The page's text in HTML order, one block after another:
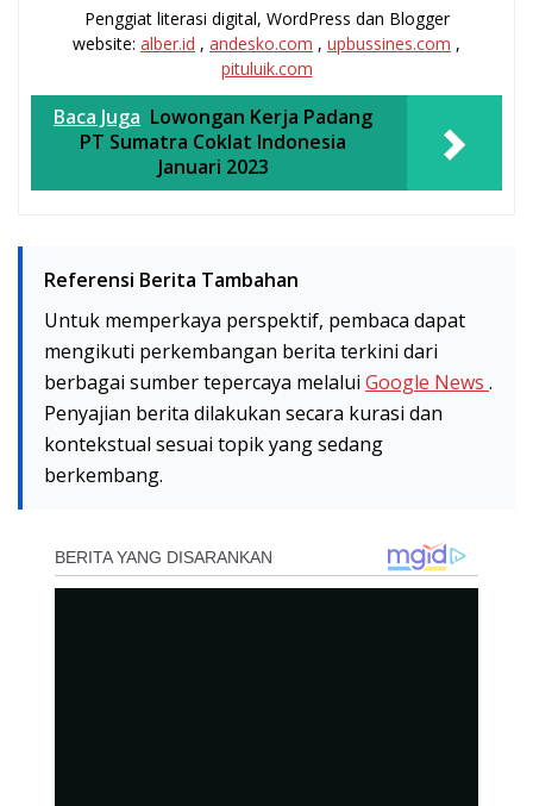
Penggiat literasi digital, WordPress dan Blogger
website: alber.id , andesko.com , upbussines.com ,
pituluik.com
Baca Juga Lowongan Kerja Padang
PT Sumatra Coklat Indonesia
Januari 2023
Referensi Berita Tambahan
Untuk memperkaya perspektif, pembaca dapat
mengikuti perkembangan berita terkini dari
berbagai sumber tepercaya melalui Google News .
Penyajian berita dilakukan secara kurasi dan
kontekstual sesuai topik yang sedang
berkembang.